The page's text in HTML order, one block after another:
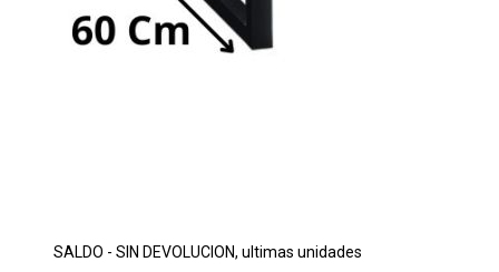
SALDO - SIN DEVOLUCION, ultimas unidades